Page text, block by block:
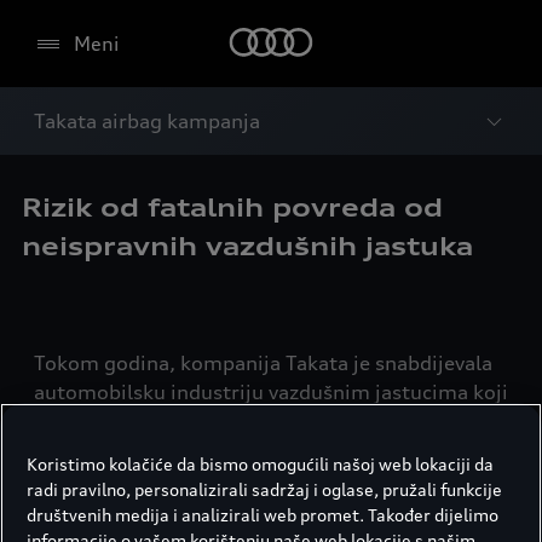
Meni
Takata airbag kampanja
Rizik od fatalnih povreda od
neispravnih vazdušnih jastuka
Tokom godina, kompanija Takata je snabdijevala
automobilsku industriju vazdušnim jastucima koji
određenim klimatskim uticajima (toplota i
vlažnost) i tako predstavljaju opasnost za vas i
vaše saputnike u slučaju nezgode.
Koristimo kolačiće da bismo omogućili našoj web lokaciji da
radi pravilno, personalizirali sadržaj i oglase, pružali funkcije
društvenih medija i analizirali web promet. Također dijelimo